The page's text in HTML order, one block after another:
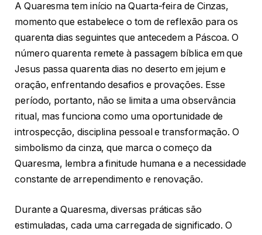
A Quaresma tem início na Quarta-feira de Cinzas,
momento que estabelece o tom de reflexão para os
quarenta dias seguintes que antecedem a Páscoa. O
número quarenta remete à passagem bíblica em que
Jesus passa quarenta dias no deserto em jejum e
oração, enfrentando desafios e provações. Esse
período, portanto, não se limita a uma observância
ritual, mas funciona como uma oportunidade de
introspecção, disciplina pessoal e transformação. O
simbolismo da cinza, que marca o começo da
Quaresma, lembra a finitude humana e a necessidade
constante de arrependimento e renovação.
Durante a Quaresma, diversas práticas são
estimuladas, cada uma carregada de significado. O